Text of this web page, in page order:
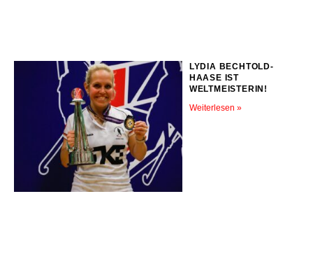
LYDIA BECHTOLD-
HAASE IST
WELTMEISTERIN!
Weiterlesen »